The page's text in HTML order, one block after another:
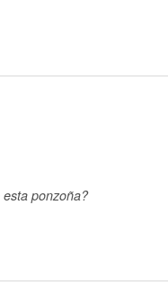
ponzoña?